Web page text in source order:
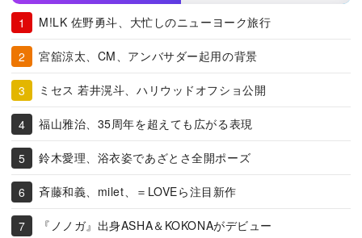
M!LK 佐野勇斗、大忙しのニューヨーク旅行
宮舘涼太、CM、アンバサダー起用の背景
ミセス 若井滉斗、ハリウッドオフショ公開
福山雅治、35周年を超えても広がる表現
鈴木愛理、浴衣姿であざとさ全開ポーズ
斉藤和義、milet、＝LOVEら注目新作
『ノノガ』出身ASHA＆KOKONAがデビュー